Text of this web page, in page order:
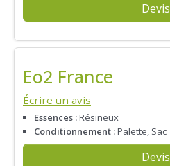
Devis
Eo2 France
Écrire un avis
Essences :Résineux
Conditionnement :Palette, Sac
Devis